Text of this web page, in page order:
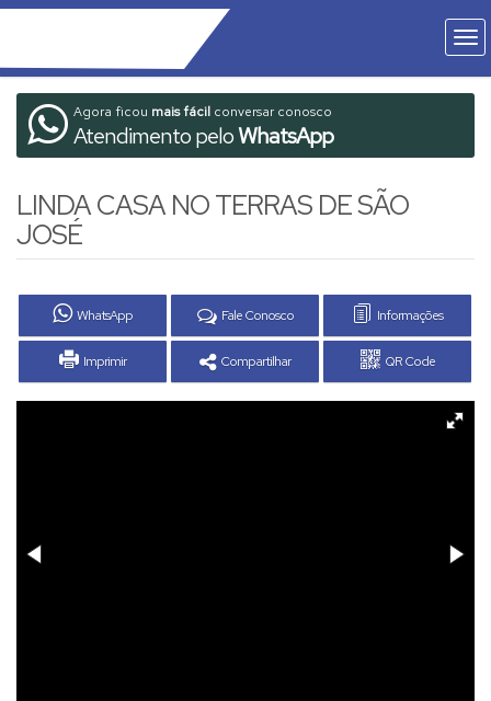
Agora ficou mais fácil conversar conosco
Atendimento peloWhatsApp
LINDA CASA NO TERRAS DE SÃO
JOSÉ
WhatsApp Fale Conosco Informações
Imprimir Compartilhar QR Code